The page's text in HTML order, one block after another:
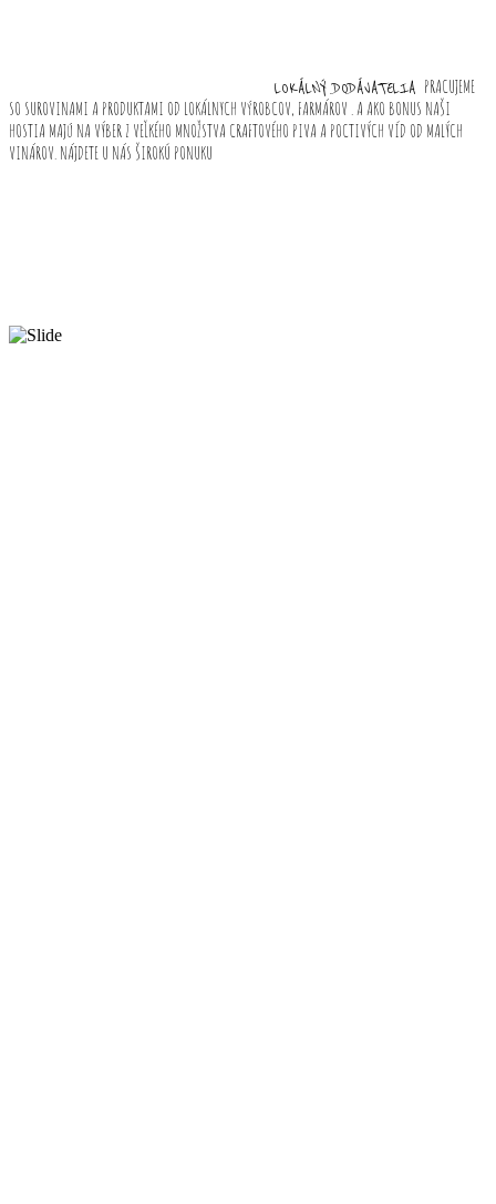
LOKÁLNÝ DODÁVATELIA PRACUJEME
SO SUROVINAMI A PRODUKTAMI OD LOKÁLNYCH VýROBCOV, FARMÁROV . A AKO BONUS NAŠI
HOSTIA MAJú NA VÝBER Z VEĽKÉHO MNOŽSTVA CRAFTOVÉHO PIVA A POCTIVÝCH VÍD OD MALÝCH
VINÁROV. NÁJDETE U NÁS ŠIROKÚ PONUKU